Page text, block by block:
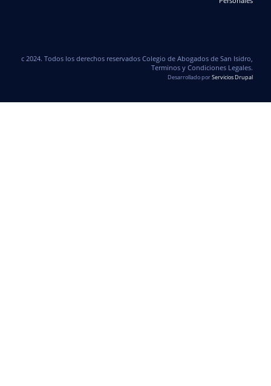
c 2024. Todos los derechos reservados Colegio de Abogados de San Isidro,
Terminos y Condiciones Legales.
Desarrollado porServicios Drupal